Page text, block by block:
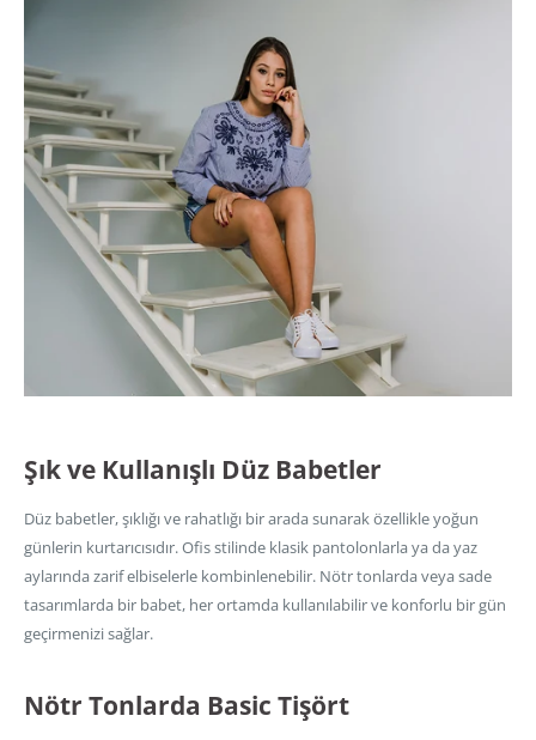
Şık ve Kullanışlı Düz Babetler
Düz babetler, şıklığı ve rahatlığı bir arada sunarak özellikle yoğun
günlerin kurtarıcısıdır. Ofis stilinde klasik pantolonlarla ya da yaz
aylarında zarif elbiselerle kombinlenebilir. Nötr tonlarda veya sade
tasarımlarda bir babet, her ortamda kullanılabilir ve konforlu bir gün
geçirmenizi sağlar.
Nötr Tonlarda Basic Tişört